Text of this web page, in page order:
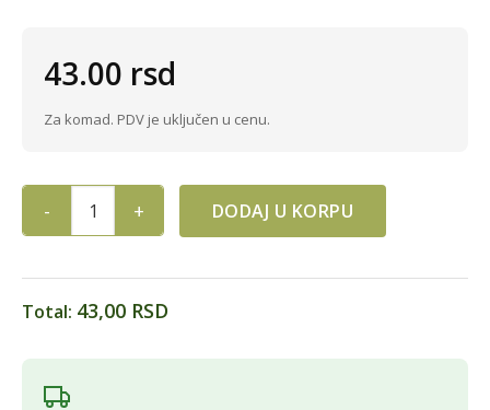
43.00 rsd
Za komad. PDV je uključen u cenu.
ZAČIN MAJORAN 10g MALINA 10/1 quantity
DODAJ U KORPU
Total: 43,00 RSD